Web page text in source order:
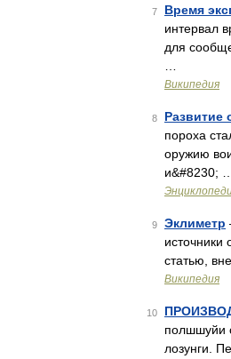
7 Время
интервал
для
Википедия
8 Развитие
пороха
оружию
и&#8230; …
9 Эклиметр
источники
статью,
Википедия
10
полшшуйи
лозунги.